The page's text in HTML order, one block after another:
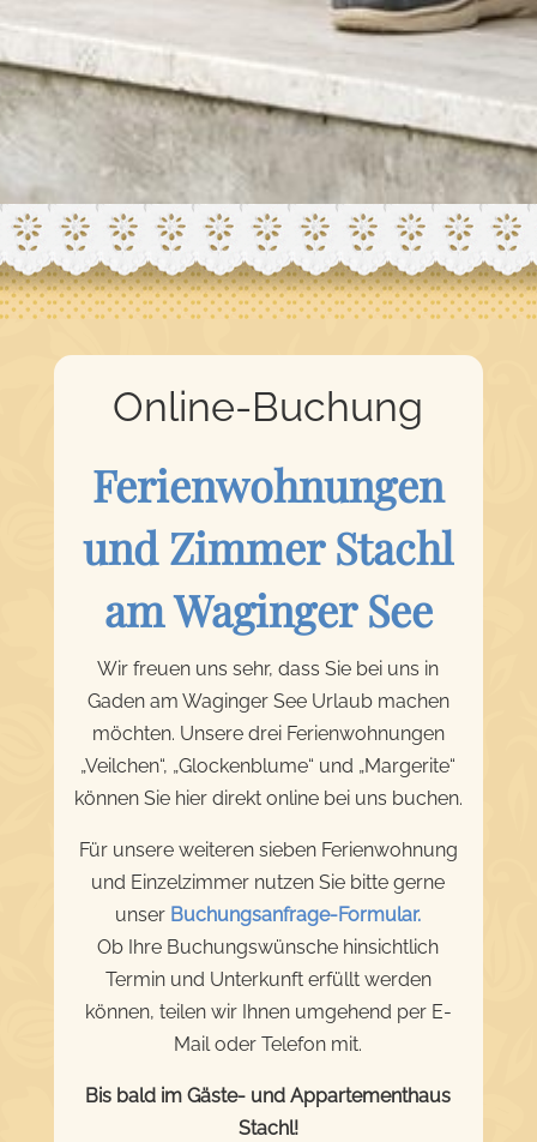
Online-Buchung
Ferienwohnungen
und Zimmer Stachl
am Waginger See
Wir freuen uns sehr, dass Sie bei uns in
Gaden am Waginger See Urlaub machen
möchten. Unsere drei Ferienwohnungen
„Veilchen“, „Glockenblume“ und „Margerite“
können Sie hier direkt online bei uns buchen.
Für unsere weiteren sieben Ferienwohnung
und Einzelzimmer nutzen Sie bitte gerne
unser Buchungsanfrage-Formular.
Ob Ihre Buchungswünsche hinsichtlich
Termin und Unterkunft erfüllt werden
können, teilen wir Ihnen umgehend per E-
Mail oder Telefon mit.
Bis bald im Gäste- und Appartementhaus
Stachl!